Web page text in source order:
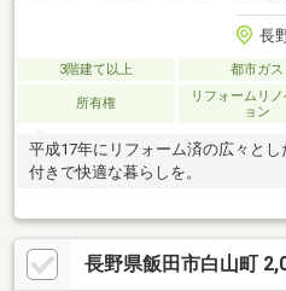
長
3階建て以上 都市ガス
所有権
リフォームリ
ョン
平成17年にリフォーム済の広々と
付きで快適な暮らしを。
長野県飯田市白山町